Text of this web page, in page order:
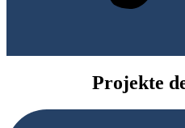
Projekte